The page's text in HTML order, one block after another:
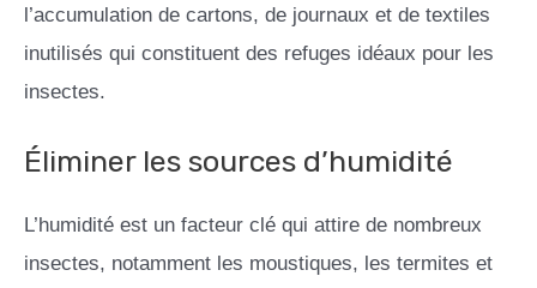
l’accumulation de cartons, de journaux et de textiles
inutilisés qui constituent des refuges idéaux pour les
insectes.
Éliminer les sources d’humidité
L’humidité est un facteur clé qui attire de nombreux
insectes, notamment les moustiques, les termites et